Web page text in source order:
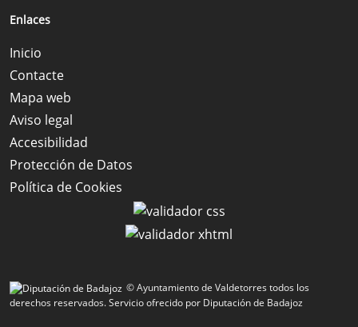
Enlaces
Inicio
Contacte
Mapa web
Aviso legal
Accesibilidad
Protección de Datos
Política de Cookies
© Ayuntamiento de Valdetorres todos los
derechos reservados.Servicio ofrecido por Diputación de Badajoz